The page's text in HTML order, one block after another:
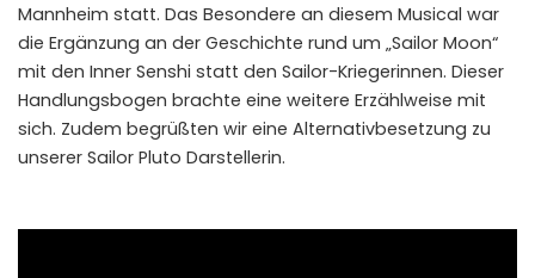
Mannheim statt. Das Besondere an diesem Musical war
die Ergänzung an der Geschichte rund um „Sailor Moon“
mit den Inner Senshi statt den Sailor-Kriegerinnen. Dieser
Handlungsbogen brachte eine weitere Erzählweise mit
sich. Zudem begrüßten wir eine Alternativbesetzung zu
unserer Sailor Pluto Darstellerin.